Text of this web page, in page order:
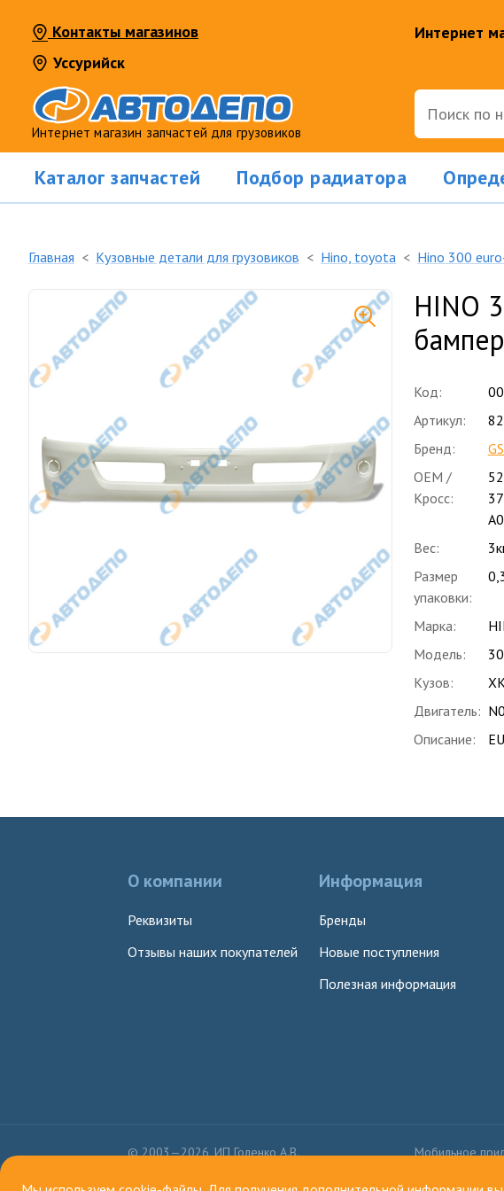
Контакты магазинов
Уссурийск
Интернет магазин запчастей для грузовиков
Интернет
Каталог запчастей Подбор радиатора
Главная Кузовные детали для грузовиков Hino, toyota Hino 300
HINO
Код:
Артикул:
Бренд:
OEM /
Кросс:
А0
Вес:
Размер
упаковки:
Марка:
Модель:
Кузов:
Двигатель:
Описание:
О компании
Реквизиты
Отзывы наших покупателей
Информация
Бренды
Новые поступления
Полезная информация
© 2003—2026, ИП Голенко А.В.
Мобильное